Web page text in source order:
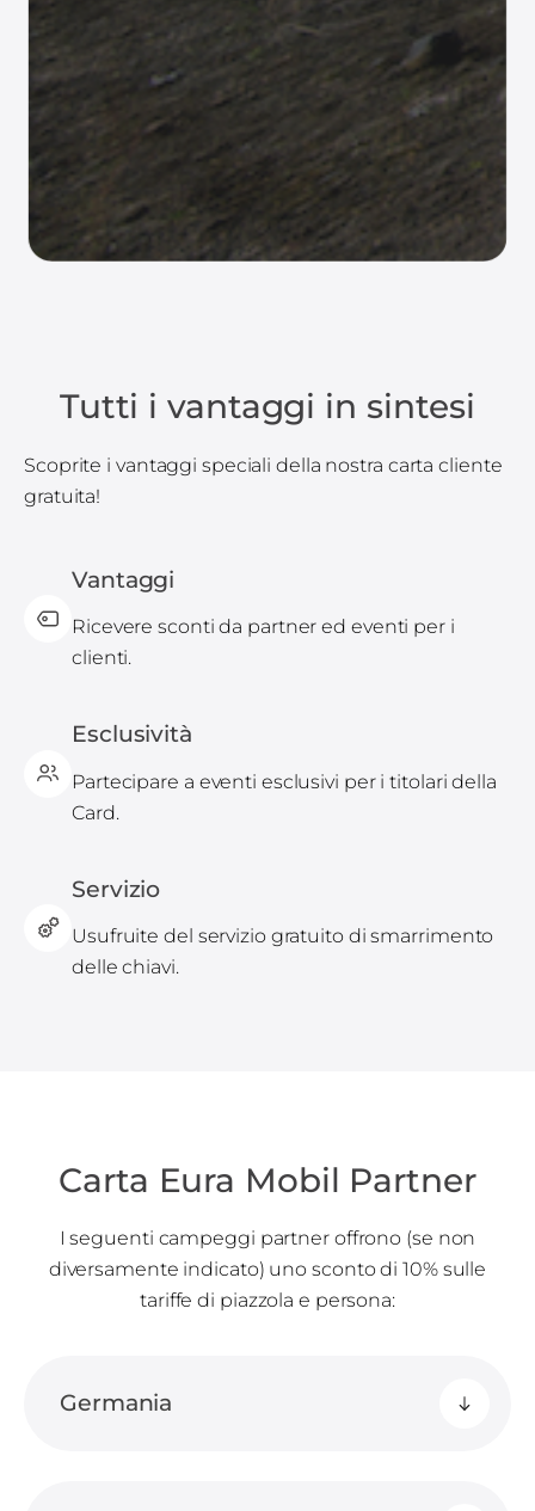
Tutti i vantaggi in sintesi
Scoprite i vantaggi speciali della nostra carta cliente
gratuita!
Vantaggi
Ricevere sconti da partner ed eventi per i
clienti.
Esclusività
Partecipare a eventi esclusivi per i titolari della
Card.
Servizio
Usufruite del servizio gratuito di smarrimento
delle chiavi.
Carta Eura Mobil Partner
I seguenti campeggi partner offrono (se non
diversamente indicato) uno sconto di 10% sulle
tariffe di piazzola e persona:
Germania